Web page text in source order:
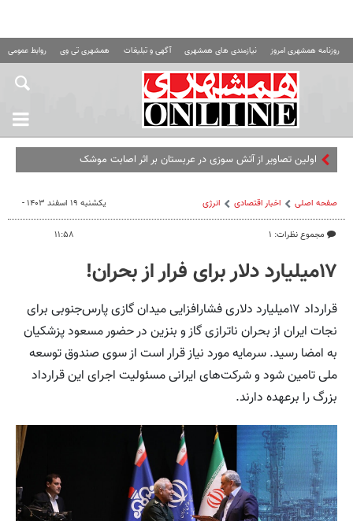
روزنامه همشهری امروز نیازمندی های همشهری آگهی و تبلیغات همشهری تی وی روابط عمومی
اولین تصاویر از آتش سوزی در عربستان بر اثر اصابت موشک
صفحه اصلی اخبار اقتصادی انرژی
مجموع نظرات: ۱
یکشنبه ۱۹ اسفند ۱۴۰۳ -
۱۱:۵۸
۱۷میلیارد دلار برای فرار از بحران!
قرارداد ۱۷میلیارد دلاری فشارافزایی میدان گازی پارس‌جنوبی برای
نجات ایران از بحران ناترازی گاز و بنزین در حضور مسعود پزشکیان
به امضا رسید. سرمایه مورد نیاز قرار است از سوی صندوق توسعه
ملی‌ تامین شود و شرکت‌های ایرانی مسئولیت اجرای این قرارداد
بزرگ را برعهده دارند.